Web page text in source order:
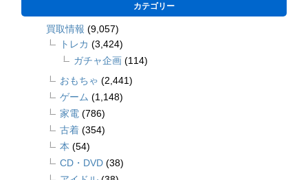
カテゴリー
買取情報 (9,057)
トレカ (3,424)
ガチャ企画 (114)
おもちゃ (2,441)
ゲーム (1,148)
家電 (786)
古着 (354)
本 (54)
CD・DVD (38)